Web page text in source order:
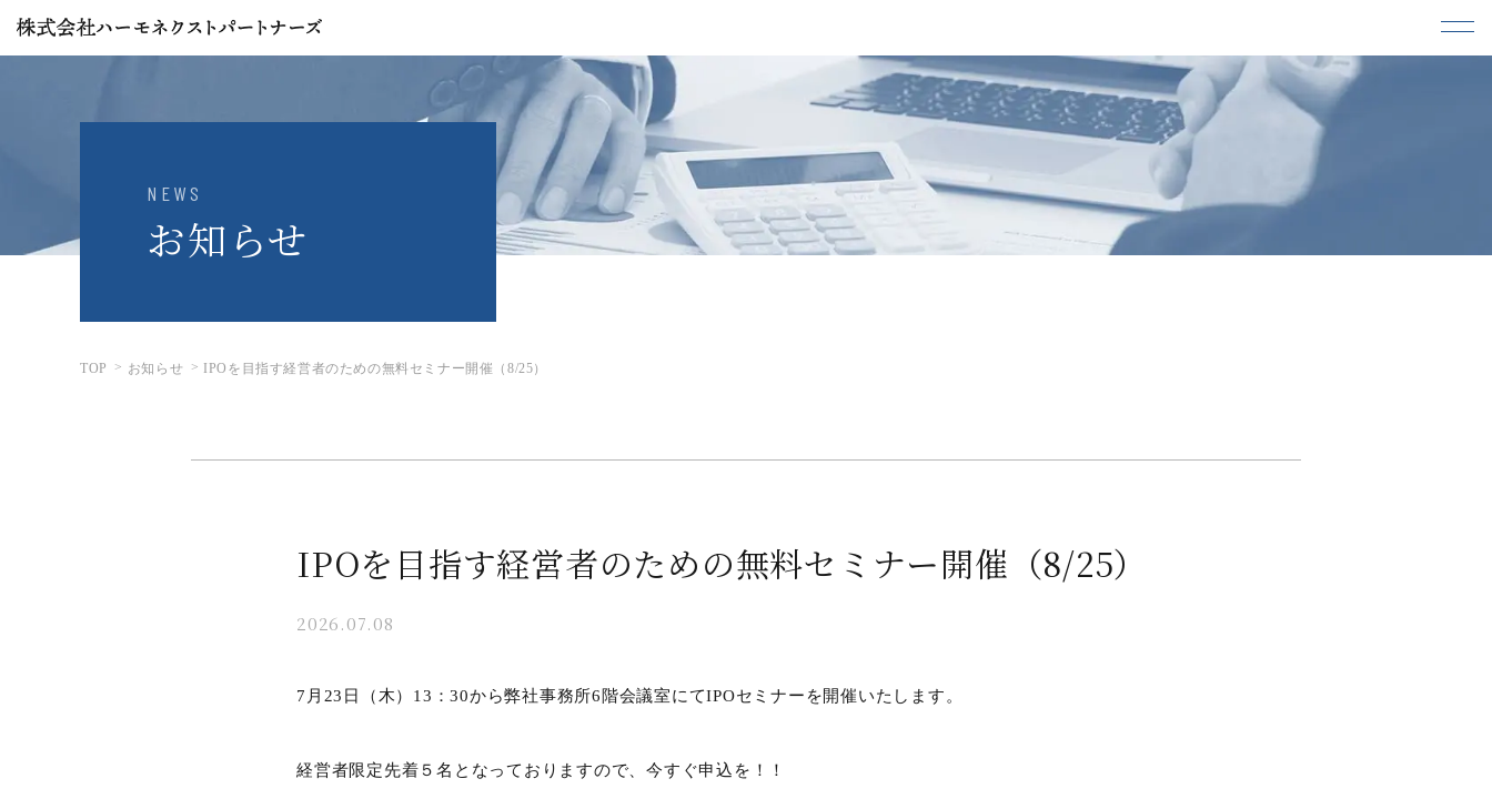
NEWS
お知らせ
TOP お知らせ IPOを目指す経営者のための無料セミナー開催（8/25）
IPOを目指す経営者のための無料セミナー開催（8/25）
2026.07.08
7月23日（木）13：30から弊社事務所6階会議室にてIPOセミナーを開催いたします。
経営者限定先着５名となっておりますので、今すぐ申込を！！